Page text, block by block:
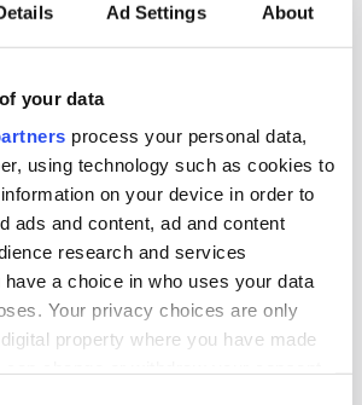
Ad Settings About
your data
process your personal data,
using technology such as cookies to
on your device in order to
ads and content, ad and content
research and services
have a choice in who uses your data
Your privacy choices are only
property where you have made
i alla priser.